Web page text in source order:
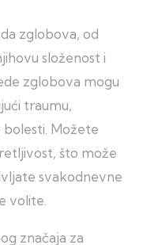
zglobova, od
složenost i
zglobova mogu
traumu,
Možete
što može
svakodnevne
volite.
značaja za